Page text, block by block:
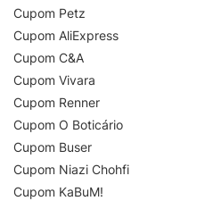
Cupom Petz
Cupom AliExpress
Cupom C&A
Cupom Vivara
Cupom Renner
Cupom O Boticário
Cupom Buser
Cupom Niazi Chohfi
Cupom KaBuM!